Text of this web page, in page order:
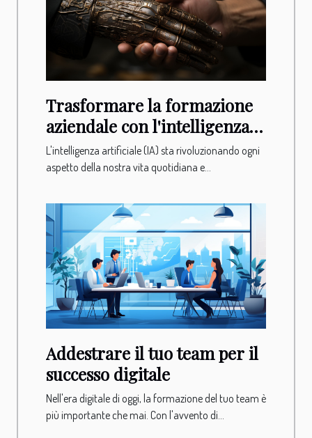
Trasformare la formazione
aziendale con l'intelligenza
artificiale
L'intelligenza artificiale (IA) sta rivoluzionando ogni
aspetto della nostra vita quotidiana e...
Addestrare il tuo team per il
successo digitale
Nell'era digitale di oggi, la formazione del tuo team è
più importante che mai. Con l'avvento di...